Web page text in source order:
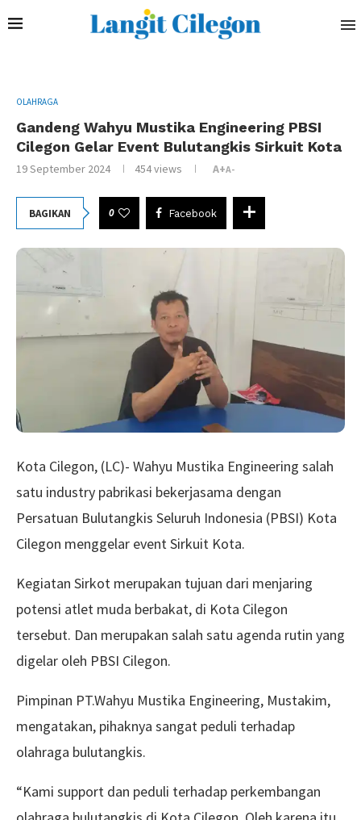
OLAHRAGA
Gandeng Wahyu Mustika Engineering PBSI
Cilegon Gelar Event Bulutangkis Sirkuit Kota
19 September 2024 454views A+A-
BAGIKAN 0 Facebook
Kota Cilegon, (LC)- Wahyu Mustika Engineering salah
satu industry pabrikasi bekerjasama dengan
Persatuan Bulutangkis Seluruh Indonesia (PBSI) Kota
Cilegon menggelar event Sirkuit Kota.
Kegiatan Sirkot merupakan tujuan dari menjaring
potensi atlet muda berbakat, di Kota Cilegon
tersebut. Dan merupakan salah satu agenda rutin yang
digelar oleh PBSI Cilegon.
Pimpinan PT.Wahyu Mustika Engineering, Mustakim,
mengatakan, pihaknya sangat peduli terhadap
olahraga bulutangkis.
“Kami support dan peduli terhadap perkembangan